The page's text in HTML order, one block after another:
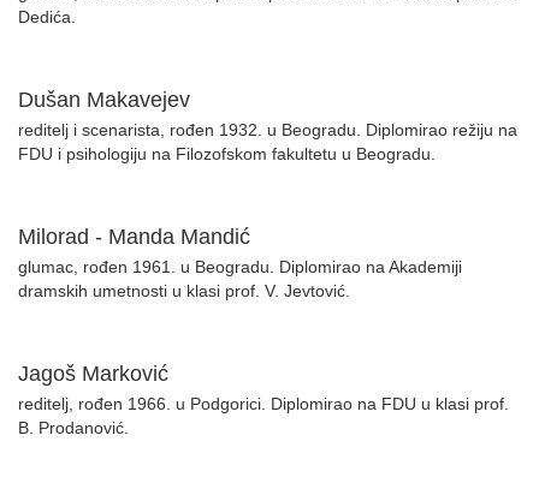
Dedića.
Dušan Makavejev
reditelj i scenarista, rođen 1932. u Beogradu. Diplomirao režiju na
FDU i psihologiju na Filozofskom fakultetu u Beogradu.
Milorad - Manda Mandić
glumac, rođen 1961. u Beogradu. Diplomirao na Akademiji
dramskih umetnosti u klasi prof. V. Jevtović.
Jagoš Marković
reditelj, rođen 1966. u Podgorici. Diplomirao na FDU u klasi prof.
B. Prodanović.